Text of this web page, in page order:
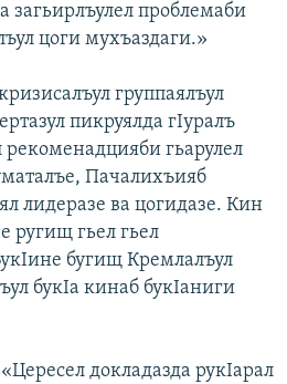
проблемаби
цоги мухъаздаги.»
группаялъул
пикруялда гIуралъ
рекоменадцияби гьарулел
Пачалихъияб
лидеразе ва цогидазе. Кин
ругищ гьел гьел
бугищ Кремлалъул
букIа кинаб букIаниги
«Цересел докладазда рукIарал